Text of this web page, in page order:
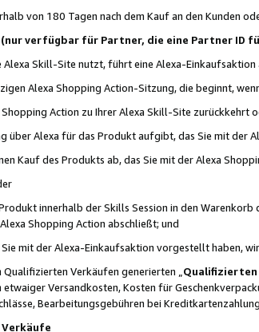
von 180 Tagen nach dem Kauf an den Kunden
verfügbar für Partner, die eine Partner ID
Skill-Site nutzt, führt eine Alexa-Einkaufsaktion
Alexa Shopping Action-Sitzung, die beginnt,
Action zu Ihrer Alexa Skill-Site zurückkehrt
über Alexa für das Produkt aufgibt, das Sie mit der
Kauf des Produkts ab, das Sie mit der Alexa
innerhalb der Skills Session in den
Shopping Action abschließt; und
mit der Alexa-Einkaufsaktion vorgestellt haben,
Qualifizierten Verkäufen generierten „ Qualifizierten
etwaiger Versandkosten, Kosten für
Bearbeitungsgebühren bei
Verkäufe